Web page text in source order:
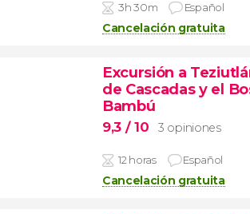
3h 30m Español
Cancelación gratuita
Excursión a
de Cascadas y el
Bambú
9,3 / 10 3 opiniones
12 horas Español
Cancelación gratuita